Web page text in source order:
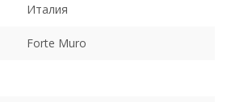
Италия
Forte Muro